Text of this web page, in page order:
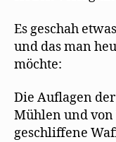
Es geschah
und das man
möchte:
Die Auflagen
Mühlen und
geschliffene